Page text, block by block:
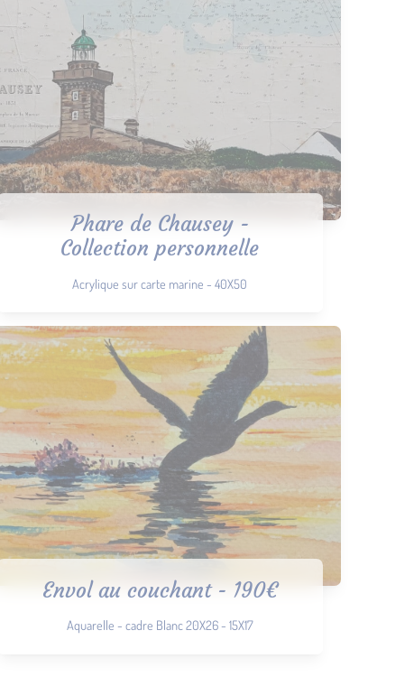
Phare de Chausey -
Collection personnelle
Acrylique sur carte marine - 40X50
Envol au couchant - 190€
Aquarelle - cadre Blanc 20X26 - 15X17